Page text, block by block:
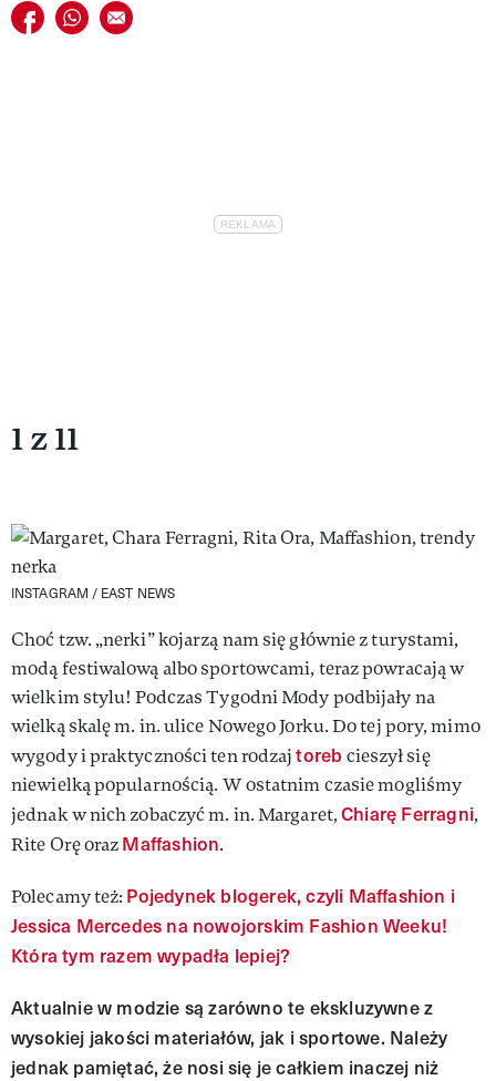
Udostępnij na facebook
Udostępnij na whatsapp
E-mail do przyjaciela
1 z 11
INSTAGRAM / EAST NEWS
Choć tzw. „nerki” kojarzą nam się głównie z turystami,
modą festiwalową albo sportowcami, teraz powracają w
wielkim stylu! Podczas Tygodni Mody podbijały na
wielką skalę m. in. ulice Nowego Jorku. Do tej pory, mimo
wygody i praktyczności ten rodzajtoreb cieszył się
niewielką popularnością. W ostatnim czasie mogliśmy
jednak w nich zobaczyć m. in. Margaret,Chiarę Ferragni,
Rite Orę orazMaffashion.
Polecamy też: Pojedynek blogerek, czyli Maffashion i
Jessica Mercedes na nowojorskim Fashion Weeku!
Która tym razem wypadła lepiej?
Aktualnie w modzie są zarówno te ekskluzywne z
wysokiej jakości materiałów, jak i sportowe. Należy
jednak pamiętać, że nosi się je całkiem inaczej niż